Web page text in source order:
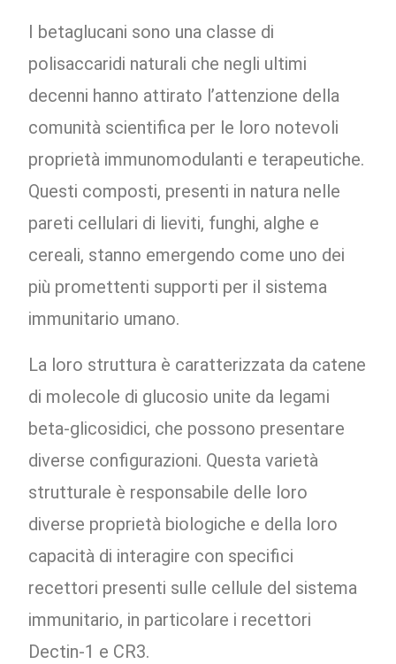
I betaglucani sono una classe di
polisaccaridi naturali che negli ultimi
decenni hanno attirato l’attenzione della
comunità scientifica per le loro notevoli
proprietà immunomodulanti e terapeutiche.
Questi composti, presenti in natura nelle
pareti cellulari di lieviti, funghi, alghe e
cereali, stanno emergendo come uno dei
più promettenti supporti per il sistema
immunitario umano.
La loro struttura è caratterizzata da catene
di molecole di glucosio unite da legami
beta-glicosidici, che possono presentare
diverse configurazioni. Questa varietà
strutturale è responsabile delle loro
diverse proprietà biologiche e della loro
capacità di interagire con specifici
recettori presenti sulle cellule del sistema
immunitario, in particolare i recettori
Dectin-1 e CR3.